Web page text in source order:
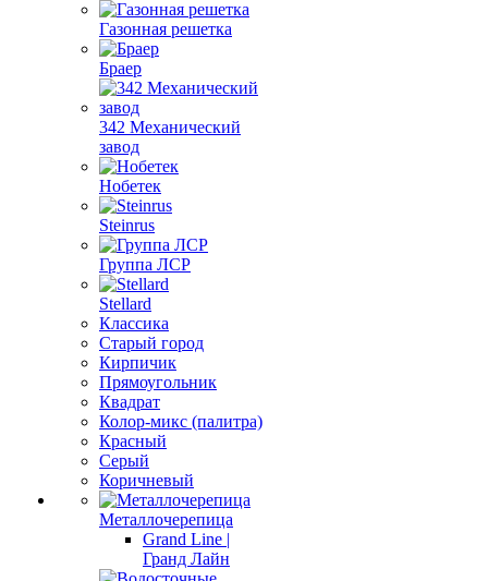
Газонная решетка
Браер
342 Механический
завод
Нобетек
Steinrus
Группа ЛСР
Stellard
Классика
Старый город
Кирпичик
Прямоугольник
Квадрат
Колор-микс (палитра)
Красный
Серый
Коричневый
Металлочерепица
Grand Line |
Гранд Лайн